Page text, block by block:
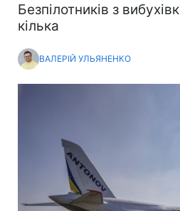
Безпілотників з
кілька
ВАЛЕРІЙ УЛЬЯНЕНКО